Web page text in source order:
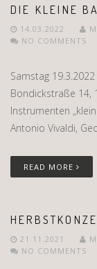
DIE KLEINE
14.03.2022
NO COMMENTS
Samstag
Bondickstraße 14,
Instrumenten
Antonio Vivaldi,
READ MORE
21.11.2021
NO COMMENTS